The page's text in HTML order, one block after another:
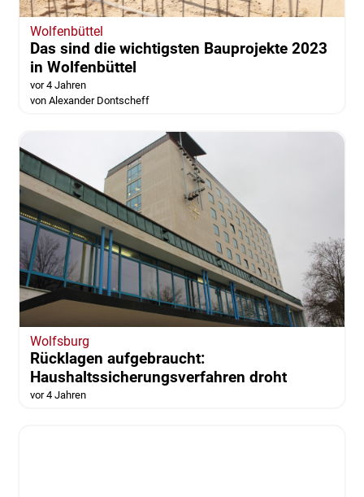
Wolfenbüttel
Das sind die wichtigsten Bauprojekte 2023
von Alexander Dontscheff
Wolfsburg